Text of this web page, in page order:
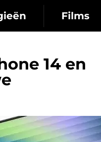
Films
14 en